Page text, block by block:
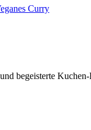
Curry
begeisterte